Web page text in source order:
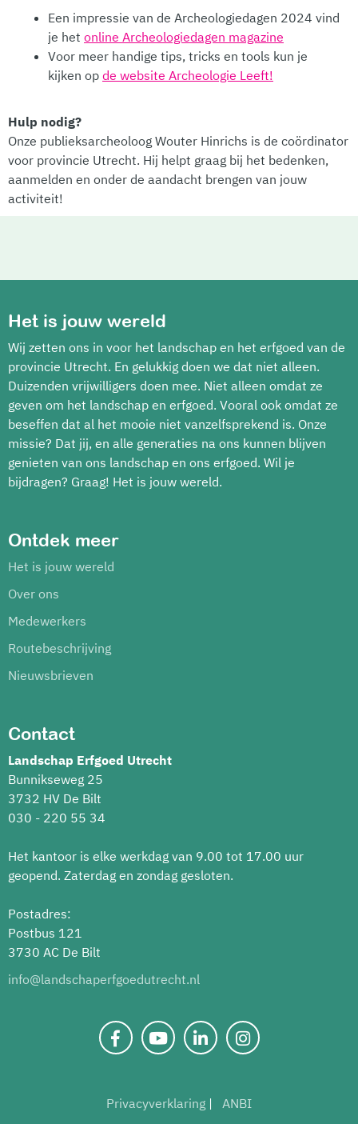
Een impressie van de Archeologiedagen 2024 vind
je het online Archeologiedagen magazine
Voor meer handige tips, tricks en tools kun je
kijken op de website Archeologie Leeft!
Hulp nodig?
Onze publieksarcheoloog Wouter Hinrichs is de coördinator
voor provincie Utrecht. Hij helpt graag bij het bedenken,
aanmelden en onder de aandacht brengen van jouw
activiteit!
Het is jouw wereld
Wij zetten ons in voor het landschap en het erfgoed van de
provincie Utrecht. En gelukkig doen we dat niet alleen.
Duizenden vrijwilligers doen mee. Niet alleen omdat ze
geven om het landschap en erfgoed. Vooral ook omdat ze
beseffen dat al het mooie niet vanzelfsprekend is. Onze
missie? Dat jij, en alle generaties na ons kunnen blijven
genieten van ons landschap en ons erfgoed. Wil je
bijdragen? Graag! Het is jouw wereld.
Ontdek meer
Het is jouw wereld
Over ons
Medewerkers
Routebeschrijving
Nieuwsbrieven
Contact
Landschap Erfgoed Utrecht
Bunnikseweg 25
3732 HV De Bilt
030 - 220 55 34
Het kantoor is elke werkdag van 9.00 tot 17.00 uur
geopend. Zaterdag en zondag gesloten.
Postadres:
Postbus 121
3730 AC De Bilt
info@landschaperfgoedutrecht.nl
Privacyverklaring ANBI